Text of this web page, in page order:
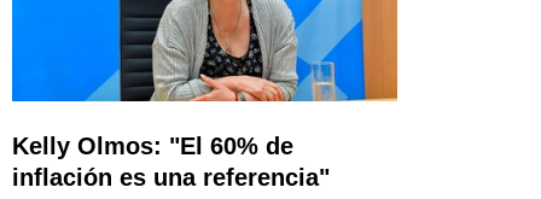
Kelly Olmos: "El 60% de
inflación es una referencia"